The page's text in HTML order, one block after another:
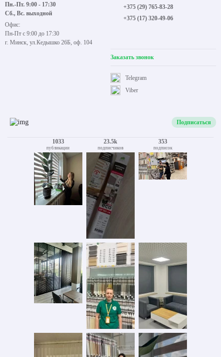
Пн.-Пт. 9:00 - 17:30
Сб., Вс. выходной
Офис:
Пн-Пт с 9:00 до 17:30
г. Минск, ул.Кедышко 26Б, оф. 104
+375 (29) 765-83-28
+375 (17) 320-49-06
Заказать звонок
Viber
Telegram
Подписаться
1033
публикации
23.5k
подписчиков
353
подписок